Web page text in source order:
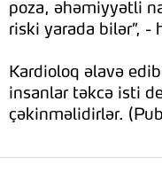
poza, əhəmiyyətli
riski yarada bilər”, -
Kardioloq əlavə
insanlar təkcə isti
çəkinməlidirlər.